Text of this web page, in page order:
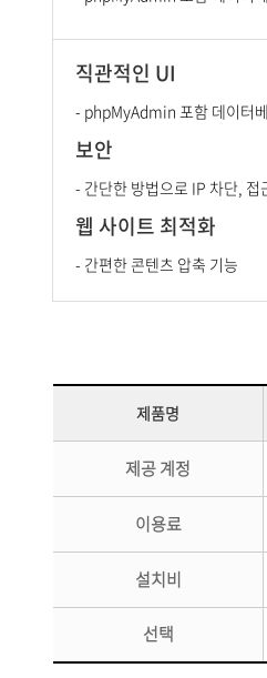
직관적인 UI
- phpMyAdmin 포함 데이터
보안
- 간단한 방법으로 IP 차단, 접
웹 사이트 최적화
- 간편한 콘텐츠 압축 기능
제품명
제공 계정
이용료
설치비
선택